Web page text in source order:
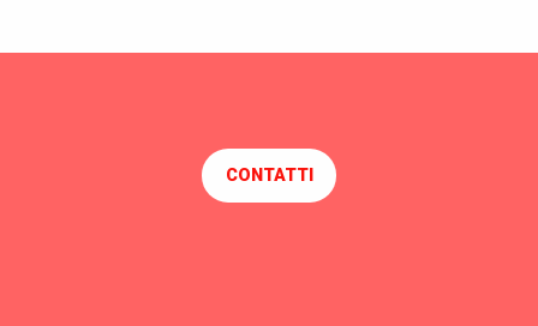
CONTATTI